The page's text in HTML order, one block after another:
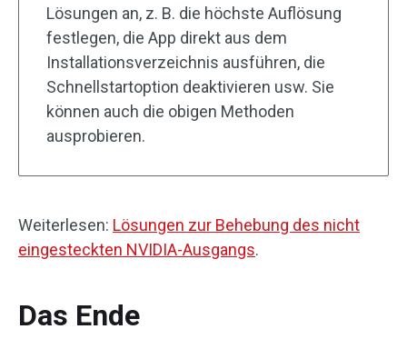
Lösungen an, z. B. die höchste Auflösung
festlegen, die App direkt aus dem
Installationsverzeichnis ausführen, die
Schnellstartoption deaktivieren usw. Sie
können auch die obigen Methoden
ausprobieren.
Weiterlesen: Lösungen zur Behebung des nicht
eingesteckten NVIDIA-Ausgangs.
Das Ende